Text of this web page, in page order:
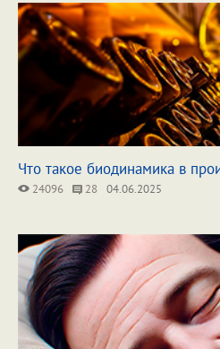
Что такое биодинамика в
24096 28 04.06.2025